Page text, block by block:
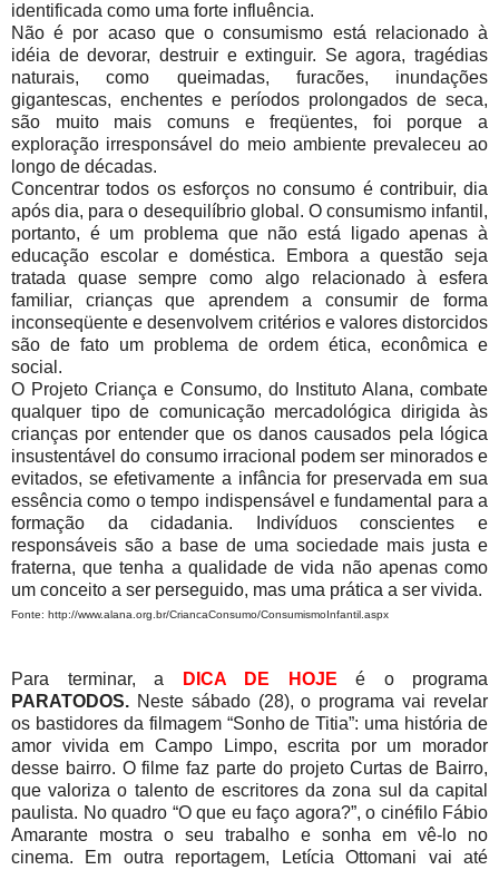
identificada como uma forte influência.
Não é por acaso que o consumismo está relacionado à
idéia de devorar, destruir e extinguir. Se agora, tragédias
naturais, como queimadas, furacões, inundações
gigantescas, enchentes e períodos prolongados de seca,
são muito mais comuns e freqüentes, foi porque a
exploração irresponsável do meio ambiente prevaleceu ao
longo de décadas.
Concentrar todos os esforços no consumo é contribuir, dia
após dia, para o desequilíbrio global. O consumismo infantil,
portanto, é um problema que não está ligado apenas à
educação escolar e doméstica. Embora a questão seja
tratada quase sempre como algo relacionado à esfera
familiar, crianças que aprendem a consumir de forma
inconseqüente e desenvolvem critérios e valores distorcidos
são de fato um problema de ordem ética, econômica e
social.
O Projeto Criança e Consumo, do Instituto Alana, combate
qualquer tipo de comunicação mercadológica dirigida às
crianças por entender que os danos causados pela lógica
insustentável do consumo irracional podem ser minorados e
evitados, se efetivamente a infância for preservada em sua
essência como o tempo indispensável e fundamental para a
formação da cidadania. Indivíduos conscientes e
responsáveis são a base de uma sociedade mais justa e
fraterna, que tenha a qualidade de vida não apenas como
um conceito a ser perseguido, mas uma prática a ser vivida.
Fonte: http://www.alana.org.br/CriancaConsumo/ConsumismoInfantil.aspx
Para terminar, a DICA DE HOJE é o programa
PARATODOS. Neste sábado (28), o programa vai revelar
os bastidores da filmagem “Sonho de Titia”: uma história de
amor vivida em Campo Limpo, escrita por um morador
desse bairro. O filme faz parte do projeto Curtas de Bairro,
que valoriza o talento de escritores da zona sul da capital
paulista. No quadro “O que eu faço agora?”, o cinéfilo Fábio
Amarante mostra o seu trabalho e sonha em vê-lo no
cinema. Em outra reportagem, Letícia Ottomani vai até